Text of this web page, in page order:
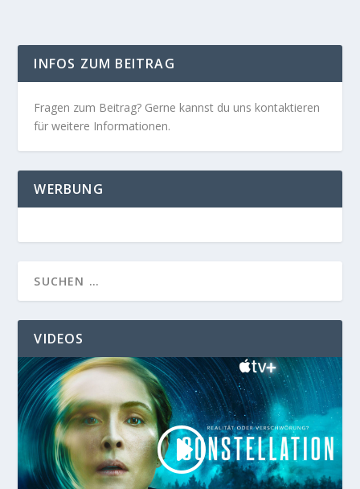
INFOS ZUM BEITRAG
Fragen zum Beitrag? Gerne kannst du uns kontaktieren
für weitere Informationen.
WERBUNG
VIDEOS